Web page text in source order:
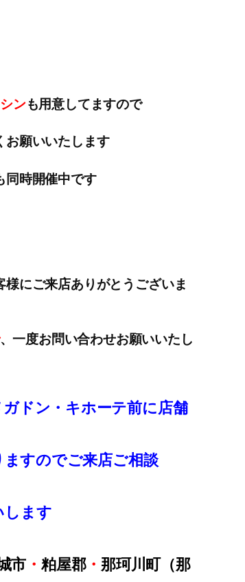
ンも用意してますので
お願いいたします
同時開催中です
様にご来店ありがとうございま
、一度お問い合わせお願いいたし
ドン・キホーテ前に店舗
すのでご来店ご相談
します
市 ・ 粕屋郡・ 那珂川町（那